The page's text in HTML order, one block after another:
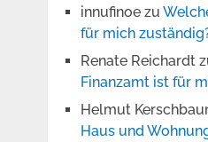
innufinoezu
für mich
Renate Reichardt
Finanzamt ist für
Helmut
Haus und